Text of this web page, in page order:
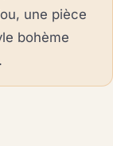
une pièce
bohème